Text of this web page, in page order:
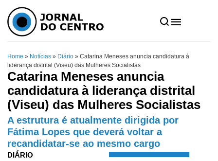
Home » Notícias » Diário » Catarina Meneses anuncia candidatura à
liderança distrital (Viseu) das Mulheres Socialistas
Catarina Meneses anuncia
candidatura à liderança distrital
(Viseu) das Mulheres Socialistas
A estrutura é atualmente dirigida por
Fátima Lopes que deverá voltar a
recandidatar-se ao mesmo cargo
DIÁRIO